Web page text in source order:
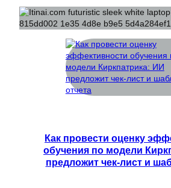
Как провести оценку
обучения по модели
предложит чек-лист и